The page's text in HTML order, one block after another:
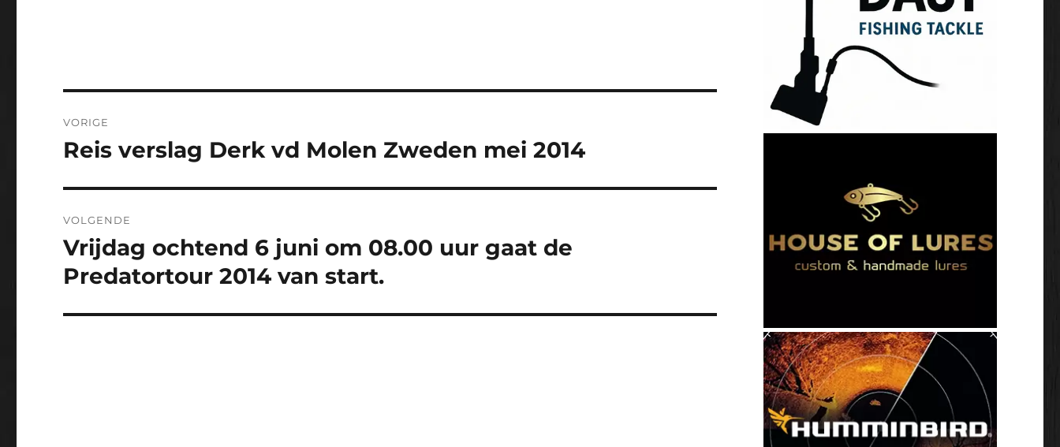
navigatie
VORIGE
Vorig
Reis verslag Derk vd Molen Zweden mei 2014
VOLGENDE
Volgend
bericht:
Vrijdag ochtend 6 juni om 08.00 uur gaat de
Predatortour 2014 van start.